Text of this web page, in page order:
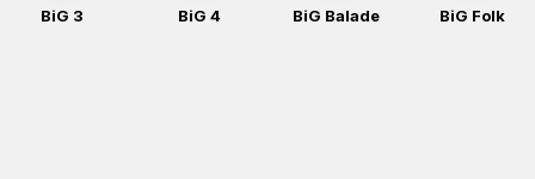
BiG 4 BiG Balade BiG Folk BiG iG